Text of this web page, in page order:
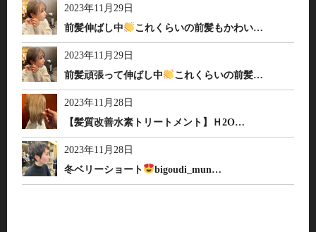
2023年11月29日
前髪伸ばし中
これくらいの前髪もかわい…
2023年11月29日
前髪頑張って伸ばし中
これくらいの前髪…
2023年11月28日
【髪質改善水素トリートメント】Ｈ2O…
2023年11月28日
冬ベリーショート
bigoudi_mun…